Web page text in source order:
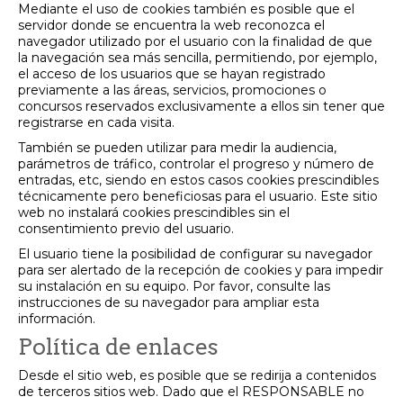
Mediante el uso de cookies también es posible que el
servidor donde se encuentra la web reconozca el
navegador utilizado por el usuario con la finalidad de que
la navegación sea más sencilla, permitiendo, por ejemplo,
el acceso de los usuarios que se hayan registrado
previamente a las áreas, servicios, promociones o
concursos reservados exclusivamente a ellos sin tener que
registrarse en cada visita.
También se pueden utilizar para medir la audiencia,
parámetros de tráfico, controlar el progreso y número de
entradas, etc, siendo en estos casos cookies prescindibles
técnicamente pero beneficiosas para el usuario. Este sitio
web no instalará cookies prescindibles sin el
consentimiento previo del usuario.
El usuario tiene la posibilidad de configurar su navegador
para ser alertado de la recepción de cookies y para impedir
su instalación en su equipo. Por favor, consulte las
instrucciones de su navegador para ampliar esta
información.
Política de enlaces
Desde el sitio web, es posible que se redirija a contenidos
de terceros sitios web. Dado que el RESPONSABLE no